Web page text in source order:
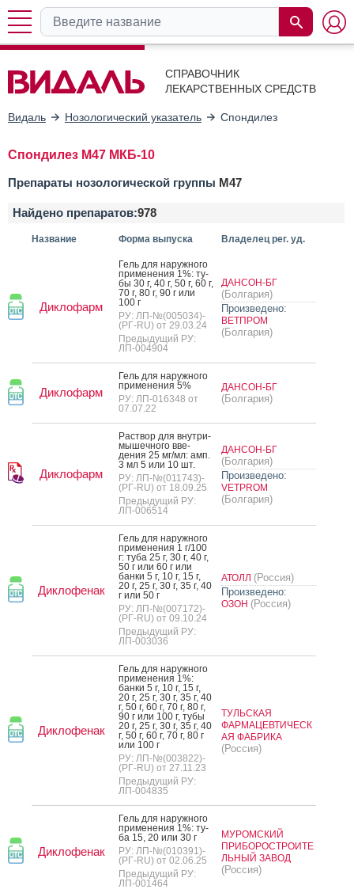
СПРАВОЧНИК
ЛЕКАРСТВЕННЫХ СРЕДСТВ
Видаль Нозологический указатель Спондилез
Спондилез M47 МКБ-10
Препараты нозологической группы M47
Найдено препаратов:978
Название Форма выпуска Владелец рег. уд.
Диклофарм
Гель для на­руж­но­го
при­мене­ния 1%: ту­
бы 30 г, 40 г, 50 г, 60 г,
70 г, 80 г, 90 г или
100 г
РУ: ЛП-№(005034)-
(РГ-RU) от 29.03.24
Предыдущий РУ:
ЛП-004904
ДАНСОН-БГ
(Болгария)
Произведено:
ВЕТПРОМ
(Болгария)
Диклофарм
Гель для на­руж­но­го
при­мене­ния 5%
РУ: ЛП-016348 от
07.07.22
ДАНСОН-БГ
(Болгария)
Диклофарм
Рас­твор для внут­ри­
мышеч­но­го вве­
дения 25 мг/мл: амп.
3 мл 5 или 10 шт.
РУ: ЛП-№(011743)-
(РГ-RU) от 18.09.25
Предыдущий РУ:
ЛП-006514
ДАНСОН-БГ
(Болгария)
Произведено:
VETPROM
(Болгария)
Диклофенак
Гель для на­руж­но­го
при­мене­ния 1 г/100
г: ту­ба 25 г, 30 г, 40 г,
50 г или 60 г или
бан­ки 5 г, 10 г, 15 г,
20 г, 25 г, 30 г, 35 г, 40
г или 50 г
РУ: ЛП-№(007172)-
(РГ-RU) от 09.10.24
Предыдущий РУ:
ЛП-003036
АТОЛЛ (Россия)
Произведено:
ОЗОН (Россия)
Диклофенак
Гель для на­руж­но­го
при­мене­ния 1%:
бан­ки 5 г, 10 г, 15 г,
20 г, 25 г, 30 г, 35 г, 40
г, 50 г, 60 г, 70 г, 80 г,
90 г или 100 г, ту­бы
20 г, 25 г, 30 г, 35 г, 40
г, 50 г, 60 г, 70 г, 80 г
или 100 г
РУ: ЛП-№(003822)-
(РГ-RU) от 27.11.23
Предыдущий РУ:
ЛП-004835
ТУЛЬСКАЯ
ФАРМАЦЕВТИЧЕСК
АЯ ФАБРИКА
(Россия)
Диклофенак
Гель для на­руж­но­го
при­мене­ния 1%: ту­
ба 15, 20 или 30 г
РУ: ЛП-№(010391)-
(РГ-RU) от 02.06.25
Предыдущий РУ:
ЛП-001464
МУРОМСКИЙ
ПРИБОРОСТРОИТЕ
ЛЬНЫЙ ЗАВОД
(Россия)